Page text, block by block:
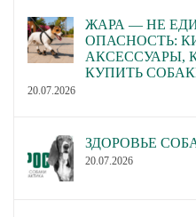
ЖАРА — НЕ
ОПАСНОСТЬ:
АКСЕССУАРЫ,
КУПИТЬ
20.07.2026
ЗДОРОВЬЕ
20.07.2026